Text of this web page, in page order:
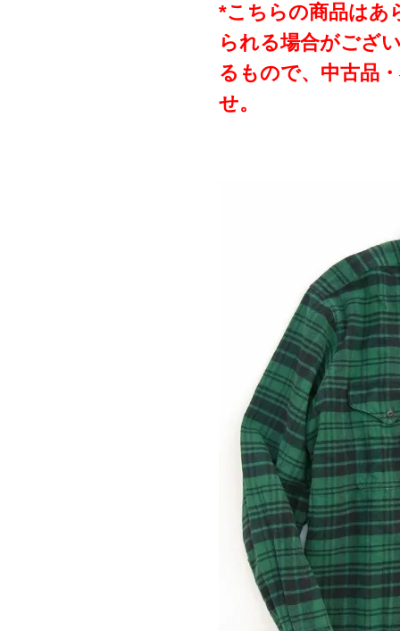
*こちらの商品はあ
られる場合がござ
るもので、中古品
せ。